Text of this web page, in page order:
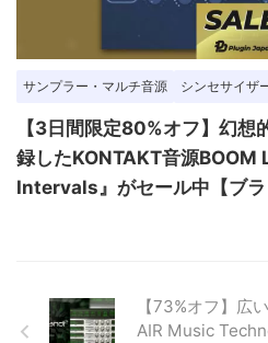
サンプラー・マルチ音源 シンセサイザ
【3日間限定80%オフ】幻想
録したKONTAKT音源BOOM
Intervals』がセール中【ブラ
【73%オフ】広
AIR Music